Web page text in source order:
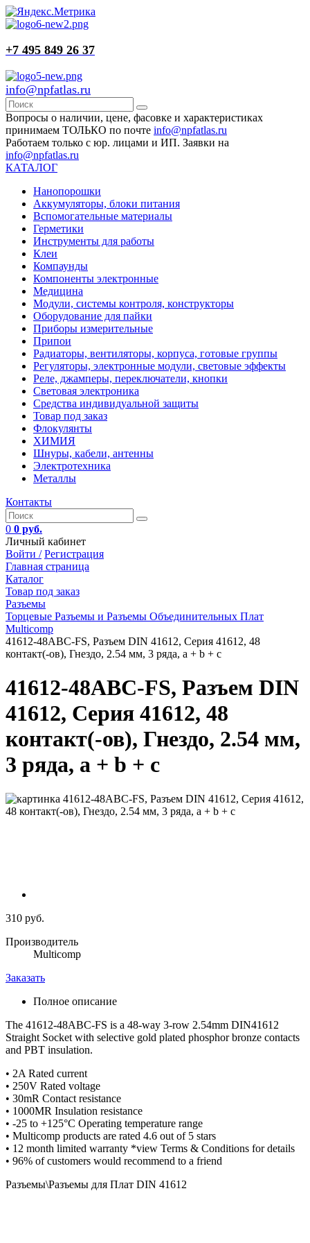
+7 495 849 26 37
info@npfatlas.ru
Вопросы о наличии, цене, фасовке и характеристиках
принимаем ТОЛЬКО по почте info@npfatlas.ru
Работаем только с юр. лицами и ИП. Заявки на
info@npfatlas.ru
КАТАЛОГ
Нанопорошки
Аккумуляторы, блоки питания
Вспомогательные материалы
Герметики
Инструменты для работы
Клеи
Компаунды
Компоненты электронные
Медицина
Модули, системы контроля, конструкторы
Оборудование для пайки
Приборы измерительные
Припои
Радиаторы, вентиляторы, корпуса, готовые группы
Регуляторы, электронные модули, световые эффекты
Реле, джамперы, переключатели, кнопки
Световая электроника
Средства индивидуальной защиты
Товар под заказ
Флокулянты
ХИМИЯ
Шнуры, кабели, антенны
Электротехника
Металлы
Контакты
0 0 руб.
Личный кабинет
Войти / Регистрация
Главная страница
Каталог
Товар под заказ
Разъемы
Торцевые Разъемы и Разъемы Объединительных Плат
Multicomp
41612-48ABC-FS, Разъем DIN 41612, Серия 41612, 48
контакт(-ов), Гнездо, 2.54 мм, 3 ряда, a + b + c
41612-48ABC-FS, Разъем DIN
41612, Серия 41612, 48
контакт(-ов), Гнездо, 2.54 мм,
3 ряда, a + b + c
310 руб.
Производитель
Multicomp
Заказать
Полное описание
The 41612-48ABC-FS is a 48-way 3-row 2.54mm DIN41612
Straight Socket with selective gold plated phosphor bronze contacts
and PBT insulation.
• 2A Rated current
• 250V Rated voltage
• 30mR Contact resistance
• 1000MR Insulation resistance
• -25 to +125°C Operating temperature range
• Multicomp products are rated 4.6 out of 5 stars
• 12 month limited warranty *view Terms & Conditions for details
• 96% of customers would recommend to a friend
Разъемы\Разъемы для Плат DIN 41612